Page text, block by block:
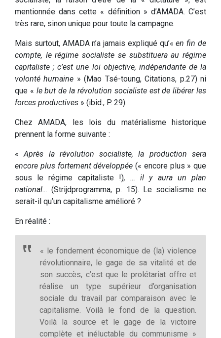
mentionnée dans cette « définition » d’AMADA. C’est
très rare, sinon unique pour toute la campagne.
Mais surtout, AMADA n’a jamais expliqué qu’«en fin de
compte, le régime socialiste se substituera au régime
capitaliste ; c’est une loi objective, indépendante de la
volonté humaine » (Mao Tsé-toung, Citations, p.27) ni
que « le but de la révolution socialiste est de libérer les
forces productives » (ibid., P. 29).
Chez AMADA, les lois du matérialisme historique
prennent la forme suivante :
«Après la révolution socialiste, la production sera
encore plus fortement développée (« encore plus » que
sous le régime capitaliste !), … il y aura un plan
national… (Strijdprogramma, p. 15). Le socialisme ne
serait-il qu’un capitalisme amélioré ?
En réalité :
« le fondement économique de (la) violence
révolutionnaire, le gage de sa vitalité et de
son succès, c’est que le prolétariat offre et
réalise un type supérieur d’organisation
sociale du travail par comparaison avec le
capitalisme. Voilà le fond de la question.
Voilà la source et le gage de la victoire
complète et inéluctable du communisme »